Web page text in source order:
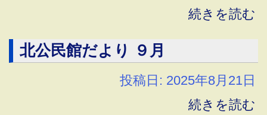
続きを読む
北公民館だより ９月
投稿日: 2025年8月21日
続きを読む